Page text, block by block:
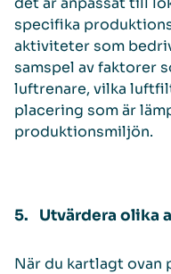
specifika
aktiviteter som
samspel av faktorer
luftrenare, vilka
placering som är
produktionsmiljön.
5. Utvärdera olika
När du kartlagt ovan